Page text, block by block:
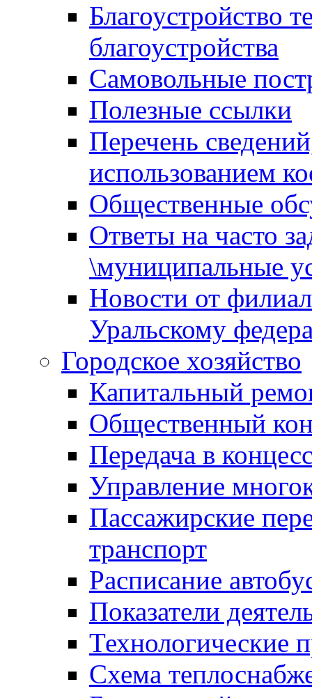
Благоустройство
благоустройства
Самовольные
Полезные ссылки
Перечень
использованием
Общественные
Ответы на часто
\муниципальные
Новости от
Уральскому
Городское хозяйство
Капитальный
Общественный
Передача в
Управление
Пассажирские
транспорт
Расписание
Показатели
Технологические
Схема